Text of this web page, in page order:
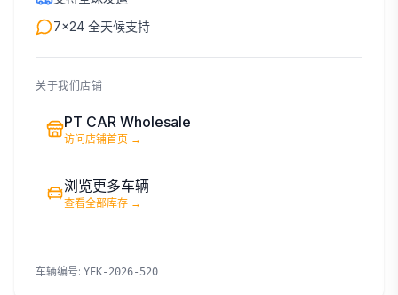
7×24 全天候支持
关于我们店铺
PT CAR Wholesale
访问店铺首页 →
浏览更多车辆
查看全部库存 →
车辆编号: YEK-2026-520